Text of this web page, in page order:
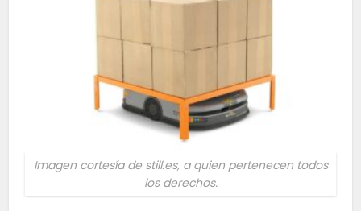
Imagen cortesía de still.es, a quien pertenecen todos
los derechos.